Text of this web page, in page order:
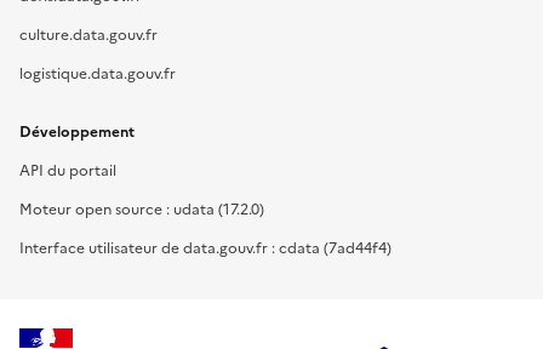
culture.data.gouv.fr
logistique.data.gouv.fr
Développement
API du portail
Moteur open source : udata (17.2.0)
Interface utilisateur de data.gouv.fr : cdata (7ad44f4)